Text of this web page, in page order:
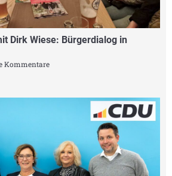
Dirk Wiese: Bürgerdialog in
Kommentare